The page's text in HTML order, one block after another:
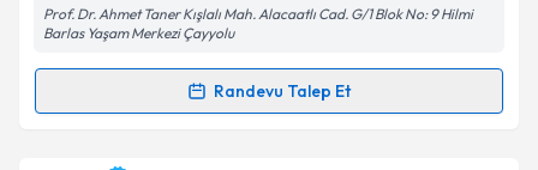
Kişisel verilerimin işlenmesine ilişkinAydınlatma
'ni okudum ve kişisel verilerimin belirtilen
kapsamda işlenmesini kabul ediyorum.
Prof. Dr. Ahmet Taner Kışlalı Mah. Alacaatlı Cad. G/1 Blok No: 9 Hilmi
Barlas Yaşam Merkezi Çayyolu
Randevu Talep Et
Randevu Takvimi Talebi